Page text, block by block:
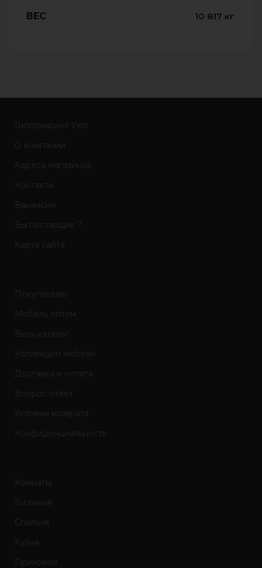
ВЕС 10 817 кг
Гипермаркет Уют
О компании
Адреса магазинов
Контакты
Вакансии
Вы поставщик ?
Карта сайта
Покупателю
Мебель оптом
Весь каталог
Коллекции мебели
Доставка и оплата
Вопрос-ответ
Условия возврата
Конфиденциальность
Комнаты
Гостиная
Спальня
Кухня
Прихожая